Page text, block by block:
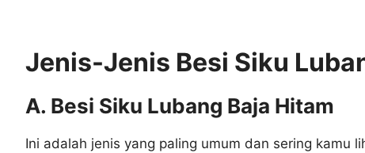
Jenis-Jenis Besi Siku
A. Besi Siku Lubang Baja Hitam
Ini adalah jenis yang paling umum dan sering kamu